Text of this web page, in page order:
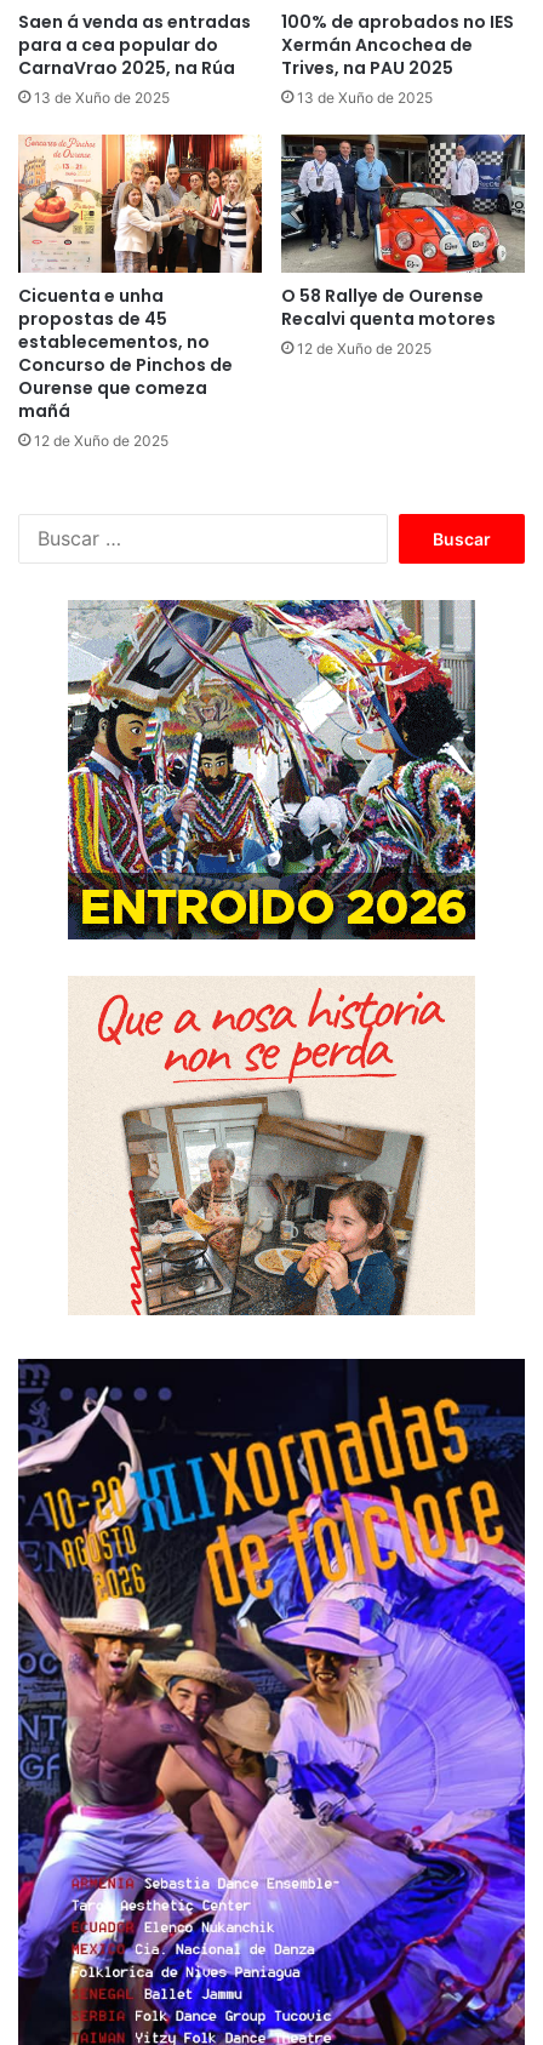
Saen á venda as entradas
para a cea popular do
CarnaVrao 2025, na Rúa
13 de Xuño de 2025
100% de aprobados no IES
Xermán Ancochea de
Trives, na PAU 2025
13 de Xuño de 2025
Cicuenta e unha
propostas de 45
establecementos, no
Concurso de Pinchos de
Ourense que comeza
mañá
12 de Xuño de 2025
O 58 Rallye de Ourense
Recalvi quenta motores
12 de Xuño de 2025
c
a
r
: